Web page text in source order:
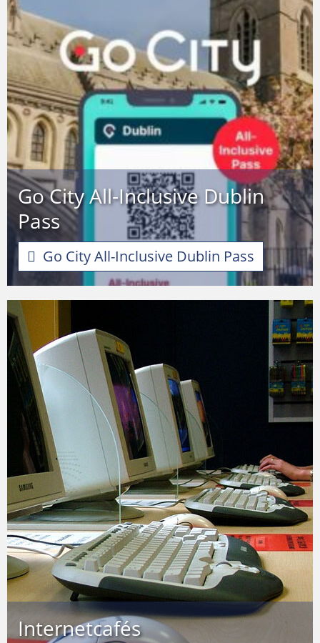
Go City All-Inclusive Dublin
Pass
Go City All-Inclusive Dublin Pass
Internetcafés